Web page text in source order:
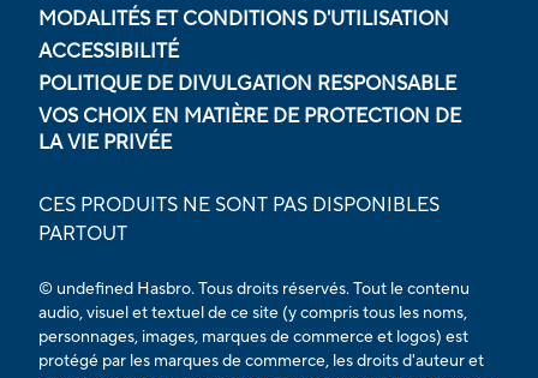
MODALITÉS ET CONDITIONS D'UTILISATION
ACCESSIBILITÉ
POLITIQUE DE DIVULGATION RESPONSABLE
VOS CHOIX EN MATIÈRE DE PROTECTION DE
LA VIE PRIVÉE
CES PRODUITS NE SONT PAS DISPONIBLES
PARTOUT
© undefined Hasbro. Tous droits réservés. Tout le contenu
audio, visuel et textuel de ce site (y compris tous les noms,
personnages, images, marques de commerce et logos) est
protégé par les marques de commerce, les droits d'auteur et